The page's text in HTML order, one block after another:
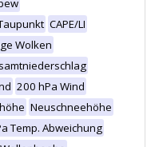
CAPE/LI
Wolken
200 hPa Wind
Neuschneehöhe
Temp. Abweichung